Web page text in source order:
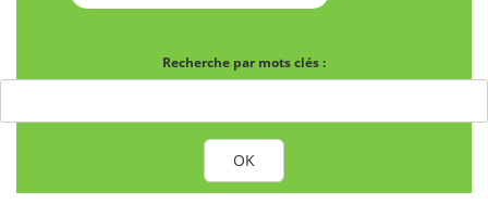
Recherche par mots clés :
OK